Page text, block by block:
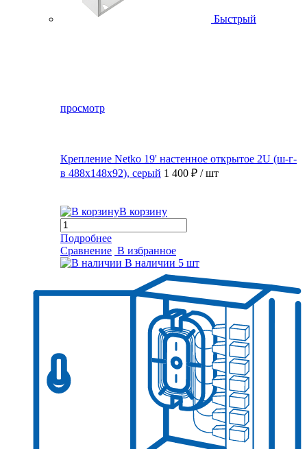
Быстрый
просмотр
Крепление Netko 19' настенное открытое 2U (ш-г-
в 488х148х92), серый 1 400 ₽ / шт
В корзину
Подробнее
Сравнение В избранное
В наличии 5 шт